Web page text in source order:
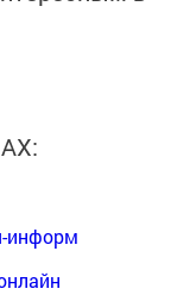
информ